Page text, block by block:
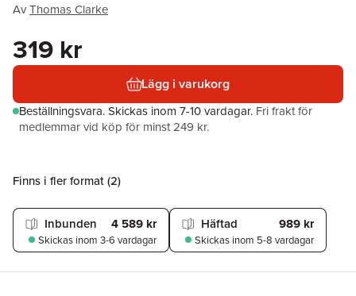
AvThomas Clarke
319 kr
Lägg i varukorg
Beställningsvara.Skickas inom 7-10 vardagar. Fri frakt för
medlemmar vid köp för minst 249 kr.
Finns i fler format (2)
Inbunden 4 589 kr
Skickas inom 3-6 vardagar
Häftad 989 kr
Skickas inom 5-8 vardagar